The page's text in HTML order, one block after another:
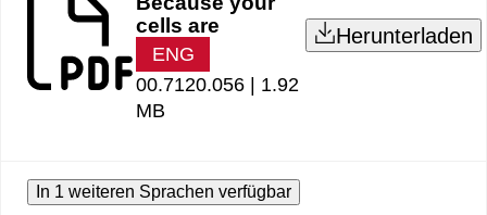
cells are
ENG
00.7120.056 | 1.92
MB
Herunterladen
In 1 weiteren Sprachen verfügbar